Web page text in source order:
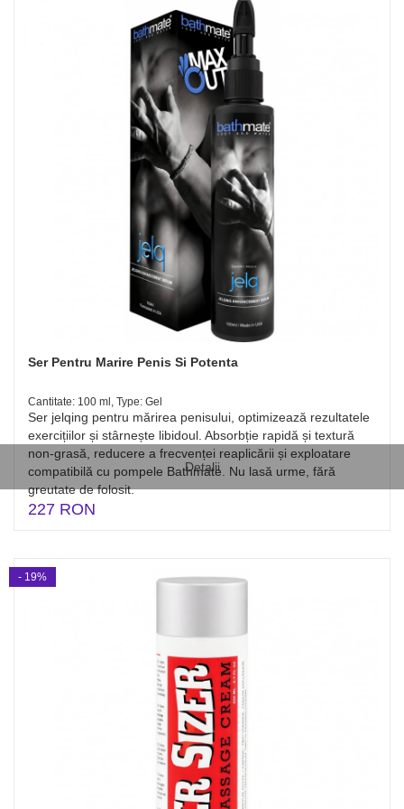
Detalii
Ser Pentru Marire Penis Si Potenta
Cantitate: 100 ml, Type: Gel
Ser jelqing pentru mărirea penisului, optimizează rezultatele
exercițiilor și stârnește libidoul. Absorbție rapidă și textură
non-grasă, reducere a frecvenței reaplicării și exploatare
compatibilă cu pompele Bathmate. Nu lasă urme, fără
greutate de folosit.
227 RON
- 19%